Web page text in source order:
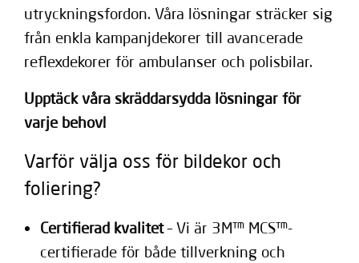
utryckningsfordon. Våra lösningar sträcker sig
från enkla kampanjdekorer till avancerade
reflexdekorer för ambulanser och polisbilar.
Upptäck våra skräddarsydda lösningar för
varje behov!
Varför välja oss för bildekor och
foliering?
Certifierad kvalitet– Vi är 3M™ MCS™-
certifierade för både tillverkning och